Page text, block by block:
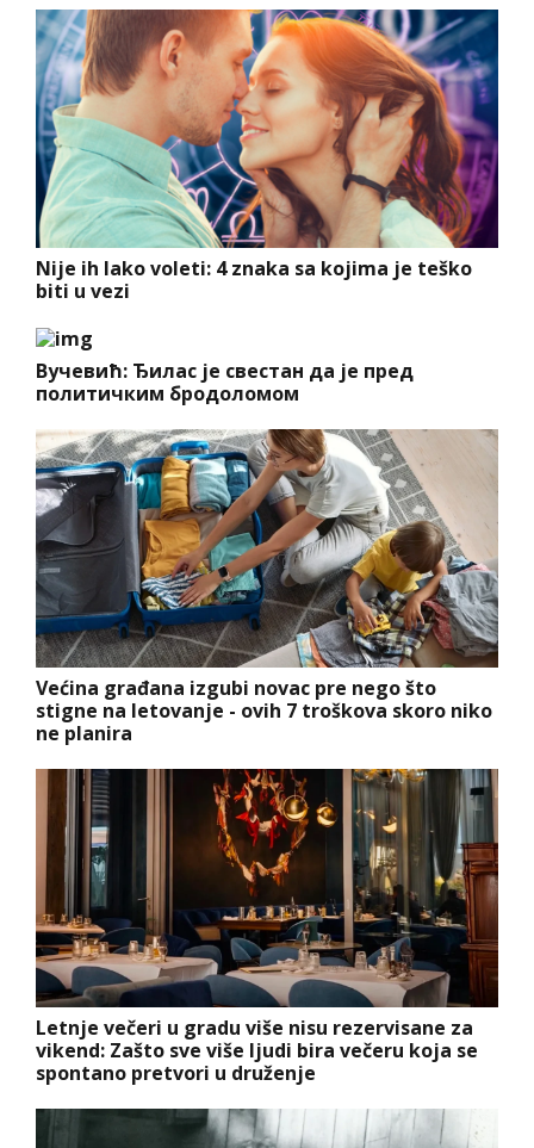
Nije ih lako voleti: 4 znaka sa kojima je teško
biti u vezi
Вучевић: Ђилас је свестан да је пред
политичким бродоломом
Većina građana izgubi novac pre nego što
stigne na letovanje - ovih 7 troškova skoro niko
ne planira
Letnje večeri u gradu više nisu rezervisane za
vikend: Zašto sve više ljudi bira večeru koja se
spontano pretvori u druženje